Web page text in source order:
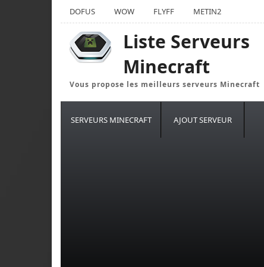
DOFUS WOW FLYFF METIN2
Liste Serveurs
Minecraft
Vous propose les meilleurs serveurs Minecraft
SERVEURS MINECRAFT AJOUT SERVEUR